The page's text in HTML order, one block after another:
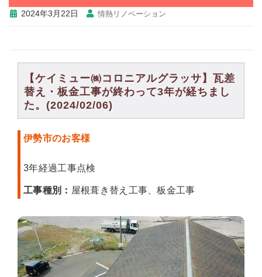
2024年3月22日 情熱リノベーション
【ケイミュー㈱コロニアルグラッサ】瓦差
替え・板金工事が終わって3年が経ちまし
た。(2024/02/06)
伊勢市のお客様
3年経過工事点検
工事種別： 屋根葺き替え工事、板金工事